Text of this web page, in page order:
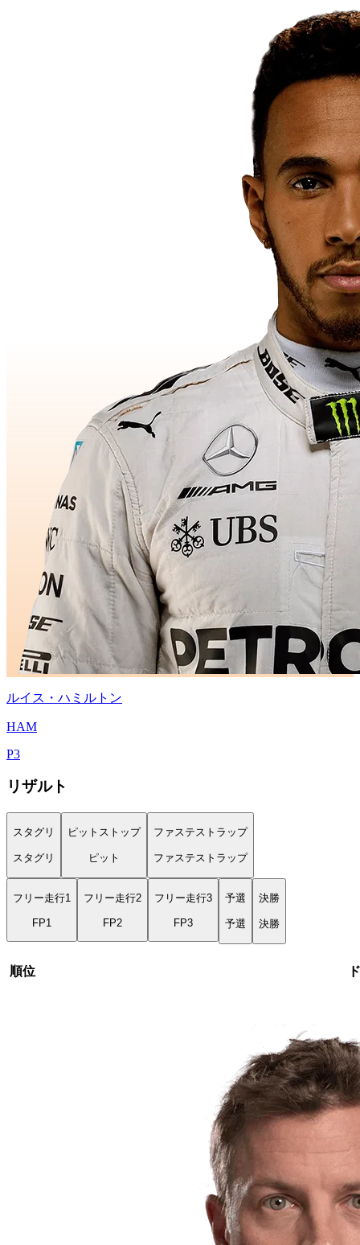
ルイス・ハミルトン
HAM
P3
リザルト
スタグリ
スタグリ
ピットストップ
ピット
ファステストラップ
ファステストラップ
フリー走行1
FP1
フリー走行2
FP2
フリー走行3
FP3
予選
予選
決勝
決勝
順位